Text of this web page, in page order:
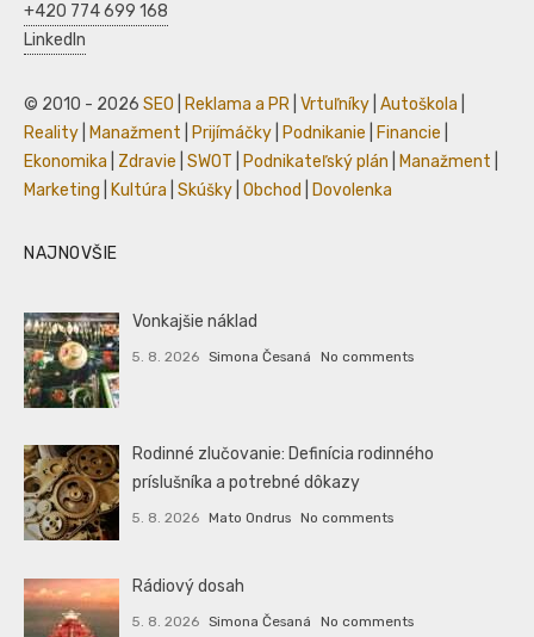
+420 774 699 168
LinkedIn
© 2010 - 2026 SEO Reklama a PR Vrtuľníky Autoškola
Reality
Manažment Prijímáčky Podnikanie Financie
Ekonomika
Zdravie SWOT Podnikateľský plán Manažment
Marketing
Kultúra Skúšky Obchod Dovolenka
NAJNOVŠIE
Vonkajšie náklad
5. 8. 2026 Simona Česaná No comments
Rodinné zlučovanie: Definícia rodinného
príslušníka a potrebné dôkazy
5. 8. 2026 Mato Ondrus No comments
Rádiový dosah
5. 8. 2026 Simona Česaná No comments